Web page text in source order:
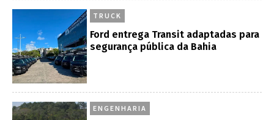
TRUCK
Ford entrega Transit adaptadas para
segurança pública da Bahia
ENGENHARIA